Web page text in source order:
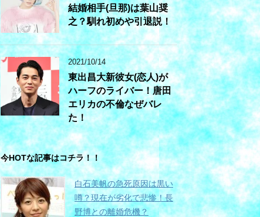
結婚相手(旦那)は葉山奨
之？馴れ初めや引退説！
2021/10/14
東出昌大新彼女(恋人)が
ハーフのライバー！唐田
エリカの不倫なぜバレ
た！
今HOTな記事はコチラ！！
白石美帆の急死原因は黒い
噂？現在が劣化で悲惨！長
野博との離婚危機？